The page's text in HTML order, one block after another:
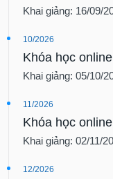
Khai giảng: 16/09/
10/2026
Khóa học
Khai giảng: 05/10/
11/2026
Khóa học
Khai giảng: 02/11/
12/2026